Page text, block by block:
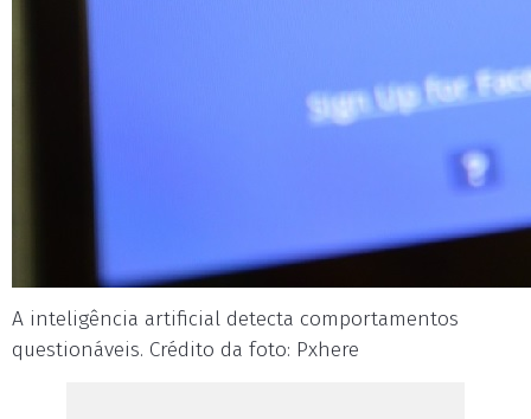
A inteligência artificial detecta comportamentos
questionáveis. Crédito da foto: Pxhere